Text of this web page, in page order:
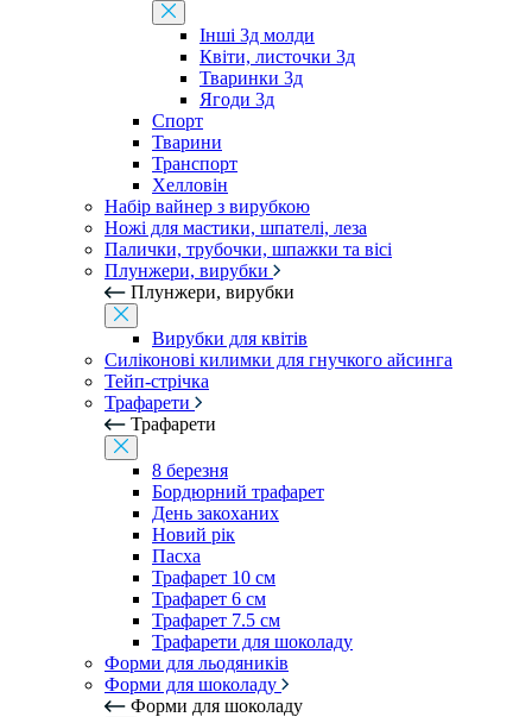
Інші 3д молди
Квіти, листочки 3д
Тваринки 3д
Ягоди 3д
Спорт
Тварини
Транспорт
Хелловін
Набір вайнер з вирубкою
Ножі для мастики, шпателі, леза
Палички, трубочки, шпажки та вісі
Плунжери, вирубки
Плунжери, вирубки
Вирубки для квітів
Силіконові килимки для гнучкого айсинга
Тейп-стрічка
Трафарети
Трафарети
8 березня
Бордюрний трафарет
День закоханих
Новий рік
Пасха
Трафарет 10 см
Трафарет 6 см
Трафарет 7.5 см
Трафарети для шоколаду
Форми для льодяників
Форми для шоколаду
Форми для шоколаду